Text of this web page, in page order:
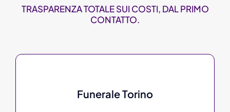
TRASPARENZA TOTALE SUI COSTI, DAL PRIMO
CONTATTO.
Funerale Torino